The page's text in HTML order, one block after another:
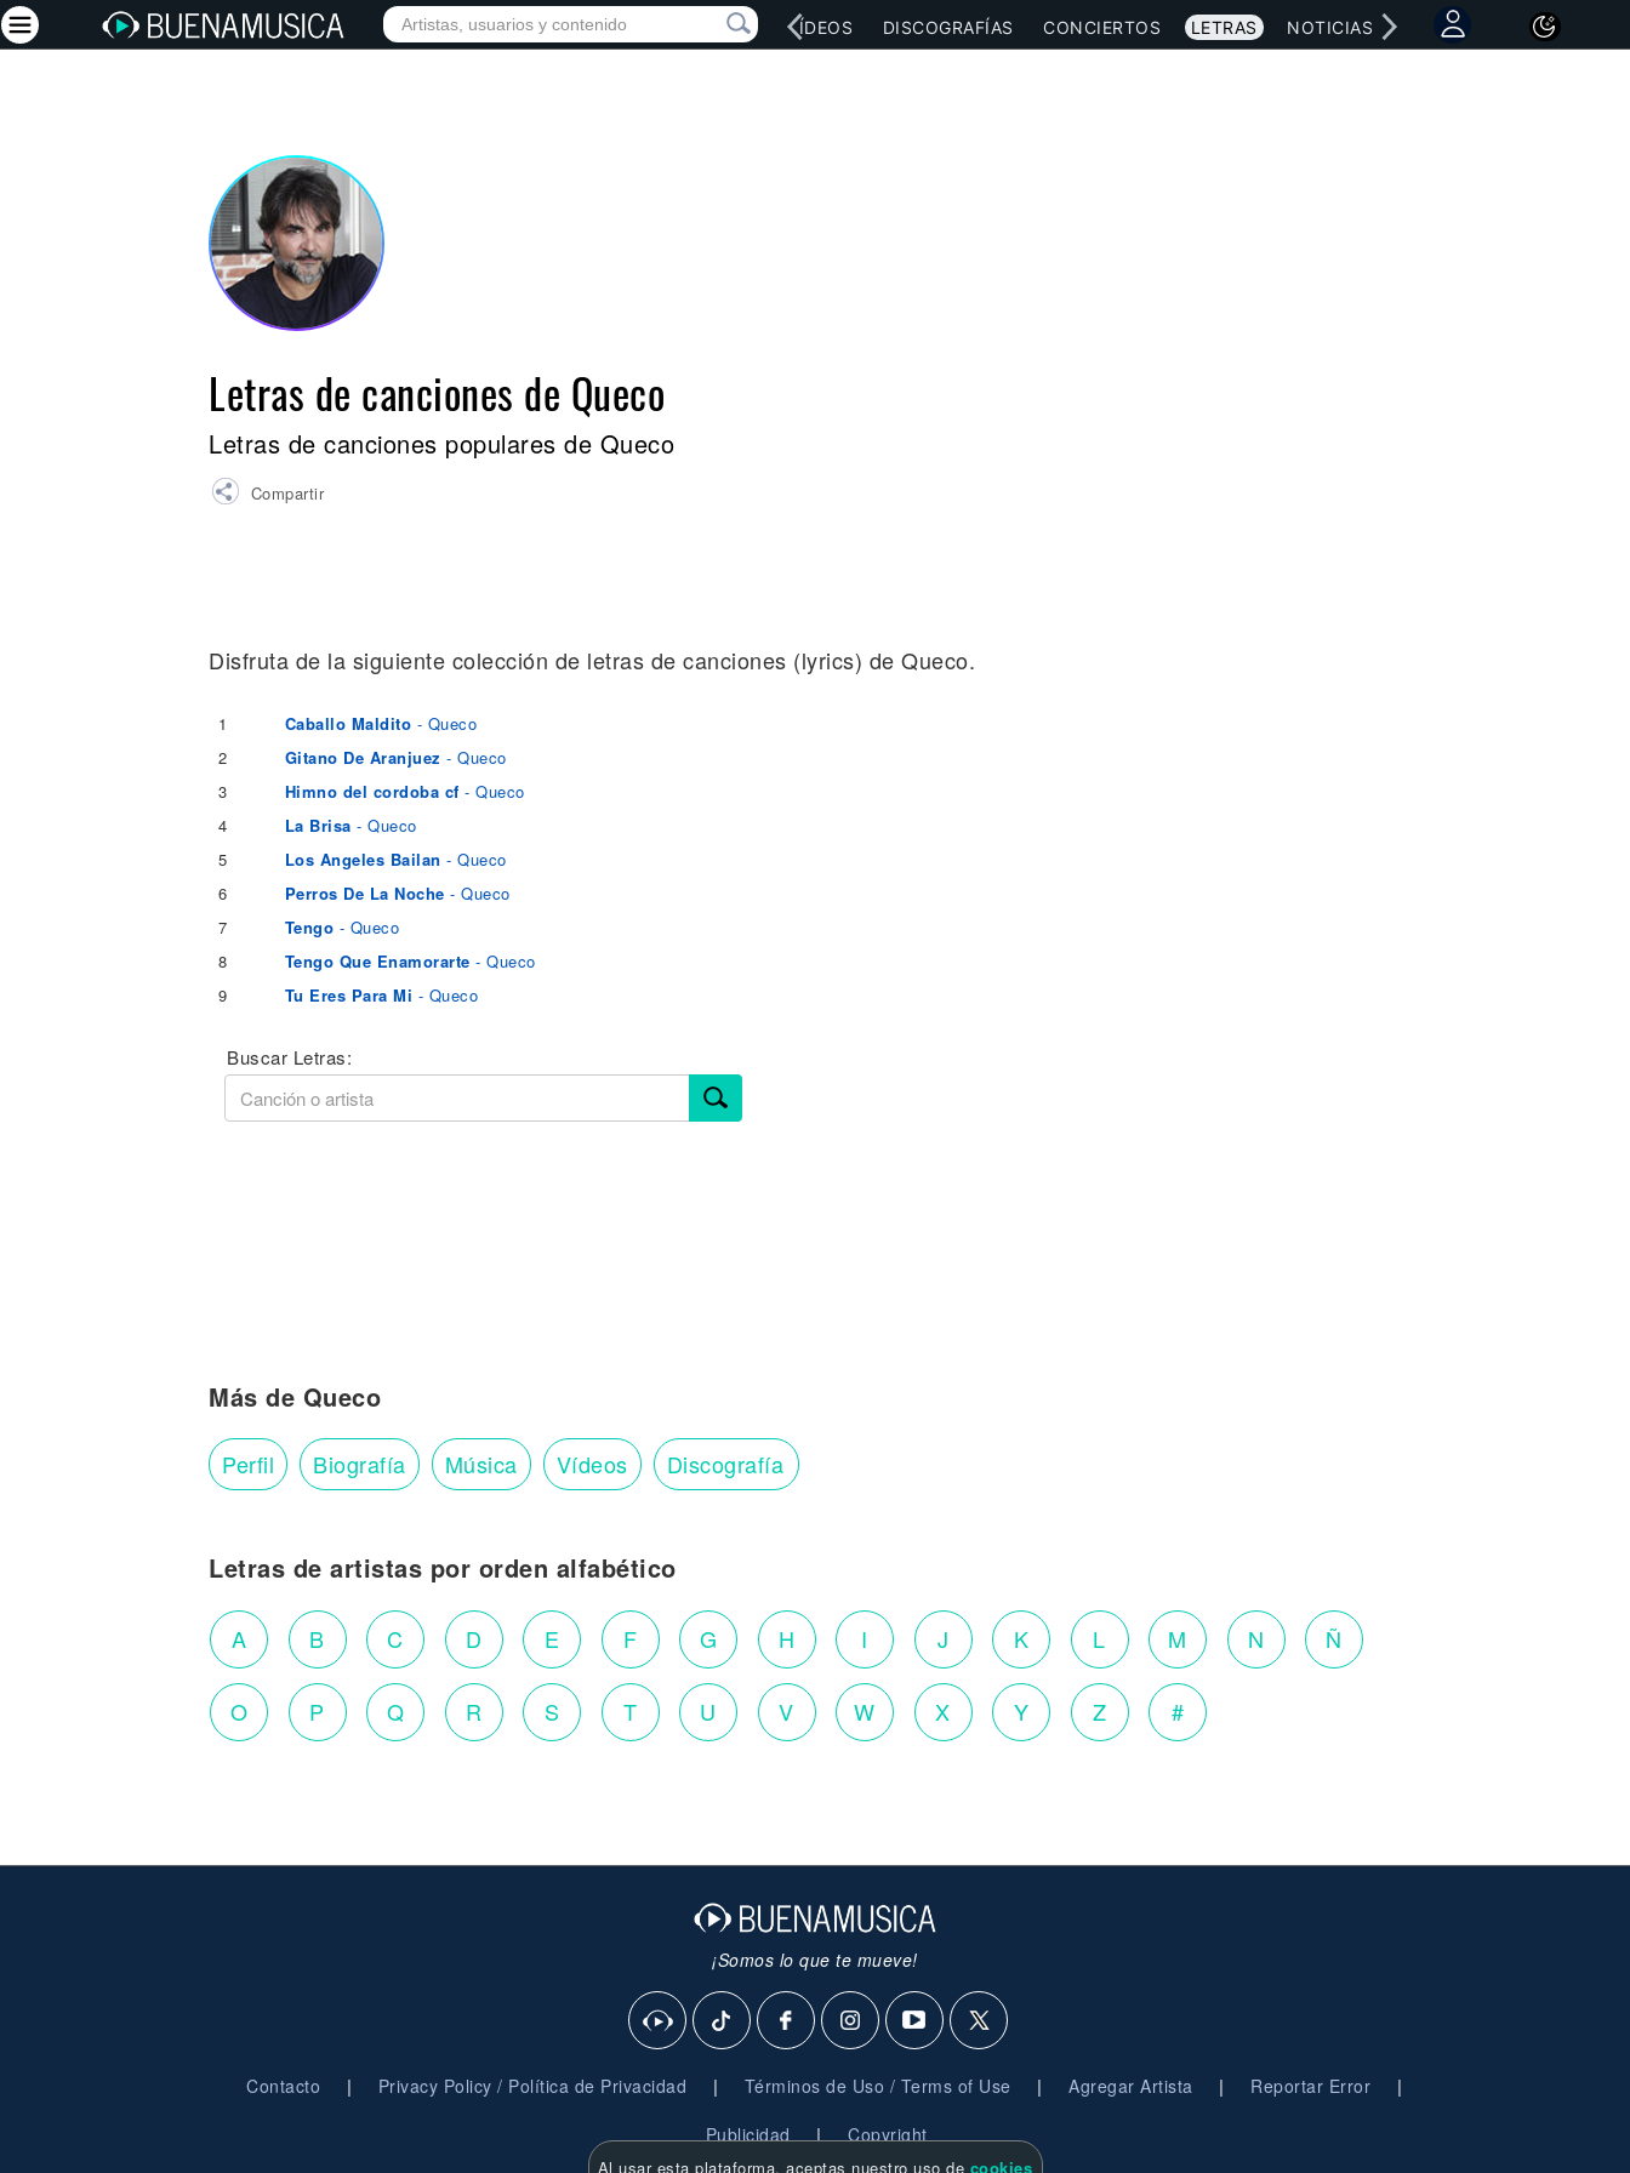
INICIO ARTISTAS RED SOCIAL MÚSICA VÍDEOS DISCOGRAFÍAS CONCIERTOS LETRAS NOTICIAS
Letras de canciones de Queco
Letras de canciones populares de Queco
Compartir
Disfruta de la siguiente colección de letras de canciones (lyrics) de Queco.
1 Caballo Maldito - Queco
2
Gitano De Aranjuez - Queco
3
Himno del cordoba cf - Queco
4
La Brisa - Queco
5
Los Angeles Bailan - Queco
6
Perros De La Noche - Queco
7
Tengo - Queco
8
Tengo Que Enamorarte - Queco
9
Tu Eres Para Mi - Queco
Buscar Letras:
Más de Queco
Perfil Biografía Música Vídeos Discografía
Letras de artistas por orden alfabético
A B C D E F G H I J K L M N Ñ
O P Q R S T U V W X Y Z #
¡Somos lo que te mueve!
Contacto | Privacy Policy / Política de Privacidad | Términos de Uso / Terms of Use | Agregar Artista | Reportar Error |
Publicidad | Copyright
Al usar esta plataforma, aceptas nuestro uso de cookies